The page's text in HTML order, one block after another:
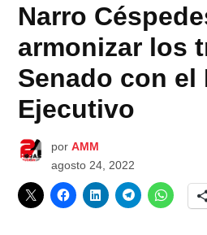
Narro
armonizar los
Senado con el
Ejecutivo
por AMM
agosto 24, 2022